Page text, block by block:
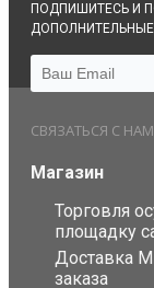
ПОДПИШИТЕСЬ И
СВЯЗАТЬСЯ С
Магазин
Торговля
площадку
Доставка
заказа